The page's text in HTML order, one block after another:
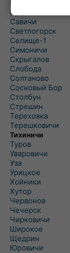
Рогинь
Рудня
Савичи
Светлогорск
Селище-1
Симоничи
Скрыгалов
Слобода
Солтаново
Сосновый Бор
Столбун
Стрешин
Тереховка
Терешковичи
Тихиничи
Туров
Уваровичи
Уза
Урицкое
Хойники
Хутор
Червоное
Чечерск
Чирковичи
Широкое
Щедрин
Юровичи